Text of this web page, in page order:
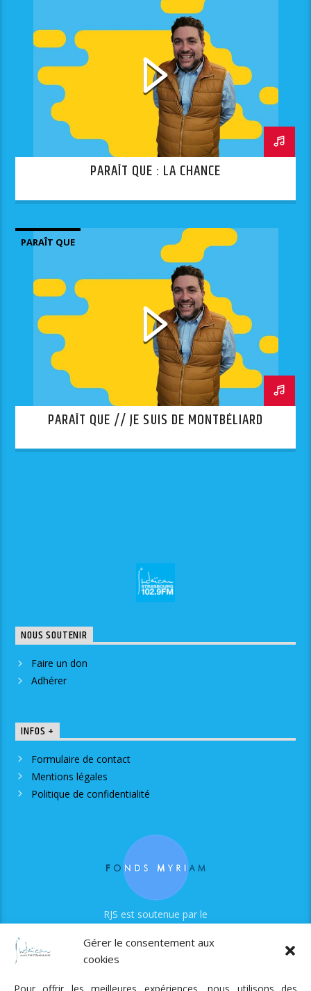
Gérer le consentement aux
cookies
PARAÎT QUE : LA CHANCE
PARAÎT QUE
PARAÎT QUE // JE SUIS DE MONTBÉLIARD
NOUS SOUTENIR
Faire un don
Adhérer
INFOS +
Formulaire de contact
Mentions légales
Politique de confidentialité
RJS est soutenue par le